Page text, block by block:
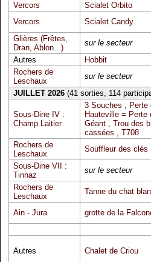
Vercors
Scialet Orbito
Vercors
Scialet Candy
Glières (Frêtes,
Dran, Ablon...)
sur le secteur
Autres
Hobbit
Rochers de
Leschaux
sur le secteur
JUILLET 2026(41 sorties, 114
Sous-Dine IV :
Champ Laitier
3 Souches , Perte
Hauteville = Perte
Géant, Trou des
cassées , T708
Rochers de
Leschaux
Souffleur des clés
Sous-Dine VII :
Tinnaz
sur le secteur
Rochers de
Leschaux
Tanne du chat
Ain - Jura grotte de la
Autres Chalet de Criou